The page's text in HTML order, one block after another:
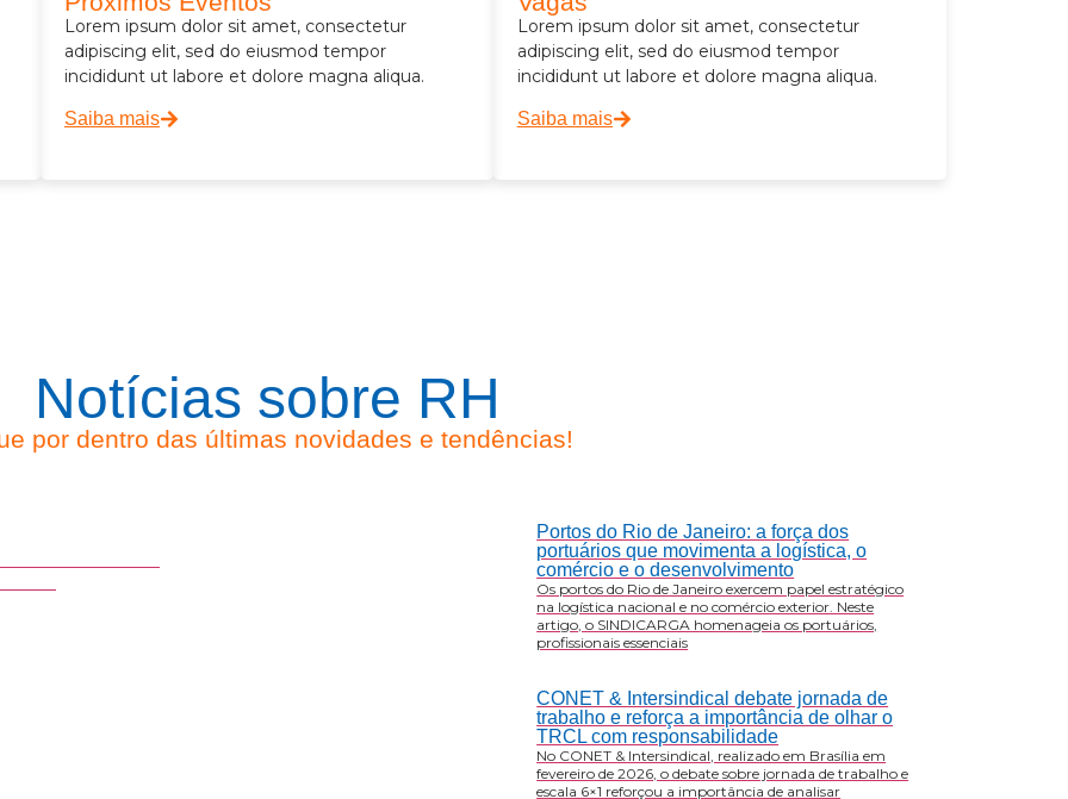
Lorem ipsum dolor sit amet, consectetur
adipiscing elit, sed do eiusmod tempor
incididunt ut labore et dolore magna aliqua.
Saiba mais
Lorem ipsum dolor sit amet, consectetur
adipiscing elit, sed do eiusmod tempor
incididunt ut labore et dolore magna aliqua.
Saiba mais
Notícias sobre RH
por dentro das últimas novidades e tendências!
Portos do Rio de Janeiro: a força dos
portuários que movimenta a logística, o
comércio e o desenvolvimento
Os portos do Rio de Janeiro exercem papel estratégico
na logística nacional e no comércio exterior. Neste
artigo, o SINDICARGA homenageia os portuários,
profissionais essenciais
CONET & Intersindical debate jornada de
trabalho e reforça a importância de olhar o
TRCL com responsabilidade
No CONET & Intersindical, realizado em Brasília em
fevereiro de 2026, o debate sobre jornada de trabalho e
escala 6×1 reforçou a importância de analisar